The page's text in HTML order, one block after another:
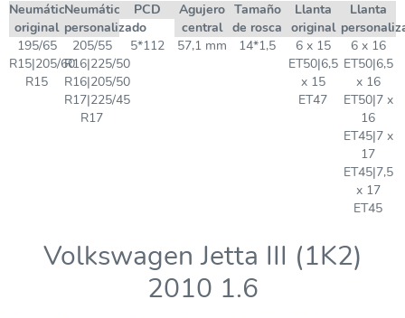
Neumático
original
Neumático
personalizado
PCD
Agujero
central
Tamaño
de rosca
Llanta
original
Llanta
195/65
R15|205/60
R15
205/55
R16|225/50
R16|205/50
R17|225/45
R17
5*112 57,1 mm 14*1,5
6 x 15
ET50|6,5
x 15
ET47
6 x 16
ET50|6,5
x 16
ET50|7 x
16
ET45|7 x
17
ET45|7,5
x 17
ET45
Volkswagen Jetta III (1K2)
2010 1.6